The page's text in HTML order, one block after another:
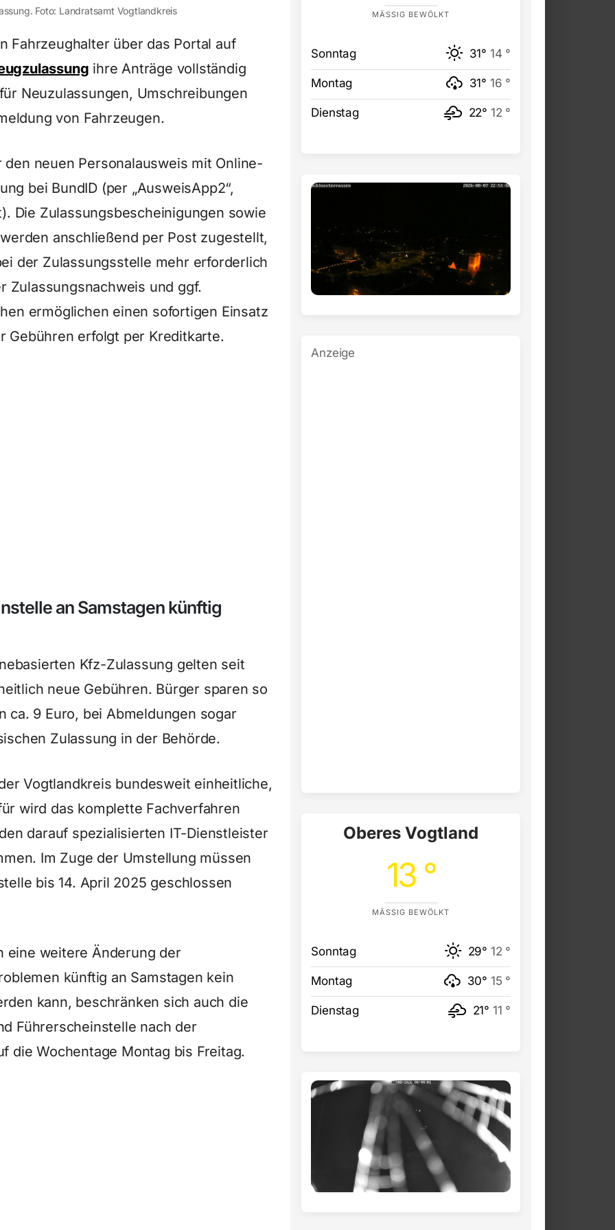
Foto: Landratsamt Vogtlandkreis
Fahrzeughalter über das Portal auf
ihre Anträge vollständig
Neuzulassungen, Umschreibungen
von Fahrzeugen.
neuen Personalausweis mit Online-
bei BundID (per „AusweisApp2“,
Die Zulassungsbescheinigungen sowie
anschließend per Post zugestellt,
der Zulassungsstelle mehr erforderlich
Zulassungsnachweis und ggf.
ermöglichen einen sofortigen Einsatz
Gebühren erfolgt per Kreditkarte.
an Samstagen künftig
Kfz-Zulassung gelten seit
neue Gebühren. Bürger sparen so
ca. 9 Euro, bei Abmeldungen sogar
Zulassung in der Behörde.
Vogtlandkreis bundesweit einheitliche,
wird das komplette Fachverfahren
darauf spezialisierten IT-Dienstleister
Im Zuge der Umstellung müssen
bis 14. April 2025 geschlossen
eine weitere Änderung der
künftig an Samstagen kein
kann, beschränken sich auch die
Führerscheinstelle nach der
die Wochentage Montag bis Freitag.
MÄSSIG BEWÖLKT
Sonntag 31° 14 °
Montag 31° 16 °
Dienstag 22° 12 °
Anzeige
Oberes Vogtland
13 °
MÄSSIG BEWÖLKT
Sonntag 29° 12 °
Montag 30° 15 °
Dienstag 21° 11 °